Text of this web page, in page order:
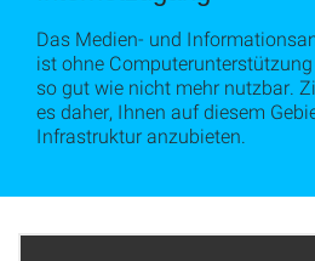
Das Medien- und
ist ohne
so gut wie nicht mehr nutzbar.
es daher, Ihnen auf diesem
Infrastruktur anzubieten.